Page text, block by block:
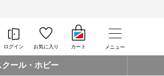
ログイン お気に入り カート メニュー
クール・ホビー